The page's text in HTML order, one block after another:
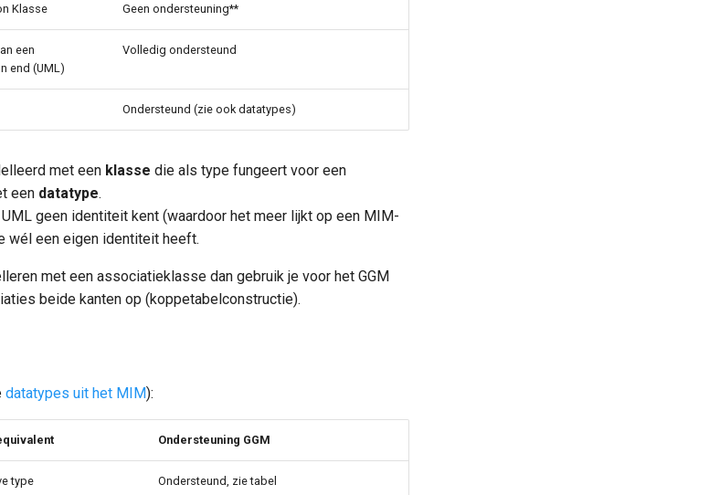
Klasse Geen ondersteuning**
een
end (UML)
Volledig ondersteund
Ondersteund (zie ook datatypes)
met een klasse die als type fungeert voor een
een datatype.
geen identiteit kent (waardoor het meer lijkt op een MIM-
wél een eigen identiteit heeft.
met een associatieklasse dan gebruik je voor het GGM
beide kanten op (koppetabelconstructie).
datatypes uit het MIM):
Ondersteuning GGM
type Ondersteund, zie tabel